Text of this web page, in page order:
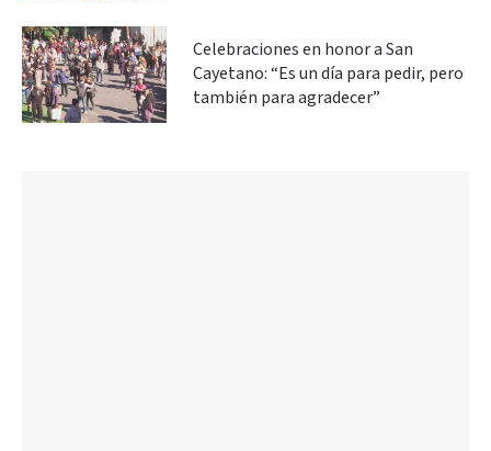
Celebraciones en honor a San
Cayetano: “Es un día para pedir, pero
también para agradecer”